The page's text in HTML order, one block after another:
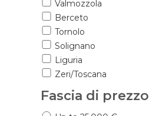
Valmozzola
Berceto
Tornolo
Solignano
Liguria
Zeri/Toscana
Fascia di prezzo